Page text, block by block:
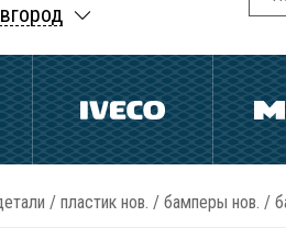
/ пластик нов. / бамперы нов. /